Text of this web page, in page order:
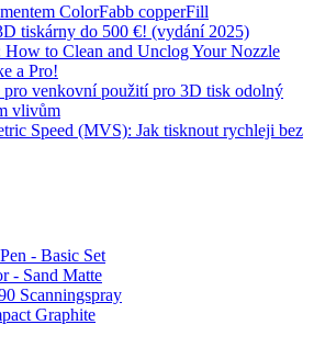
ColorFabb copperFill
tiskárny do 500 €! (vydání 2025)
How to Clean and Unclog Your Nozzle
a Pro!
pro venkovní použití pro 3D tisk odolný
vlivům
Speed (MVS): Jak tisknout rychleji bez
- Basic Set
- Sand Matte
Scanningspray
Graphite